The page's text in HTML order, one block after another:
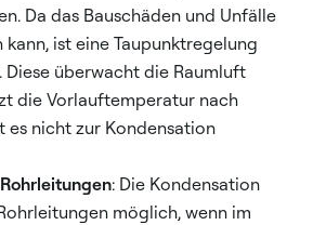
Da das Bauschäden und Unfälle
kann, ist eine Taupunktregelung
Diese überwacht die Raumluft
die Vorlauftemperatur nach
es nicht zur Kondensation
: Die Kondensation
möglich, wenn im